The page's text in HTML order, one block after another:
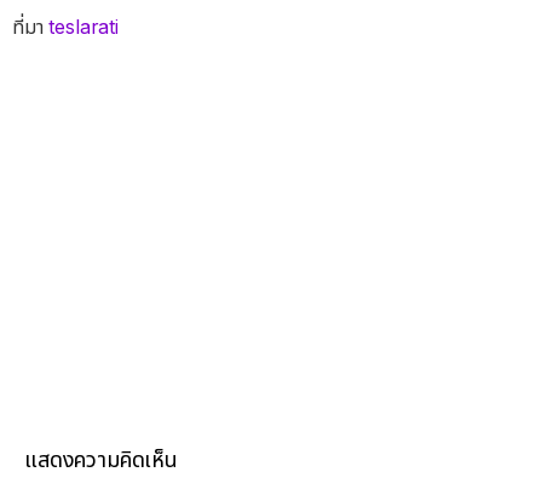
ที่มาteslarati
แสดงความคิดเห็น